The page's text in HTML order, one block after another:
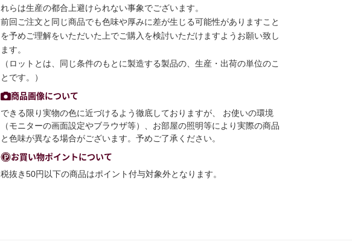
れらは生産の都合上避けられない事象でございます。
前回ご注文と同じ商品でも色味や厚みに差が生じる可能性がありますこと
を予めご理解をいただいた上でご購入を検討いただけますようお願い致し
ます。
（ロットとは、同じ条件のもとに製造する製品の、生産・出荷の単位のこ
とです。）
商品画像について
できる限り実物の色に近づけるよう徹底しておりますが、 お使いの環境
（モニターの画面設定やブラウザ等）、お部屋の照明等により実際の商品
と色味が異なる場合がございます。予めご了承ください。
お買い物ポイントについて
税抜き50円以下の商品はポイント付与対象外となります。